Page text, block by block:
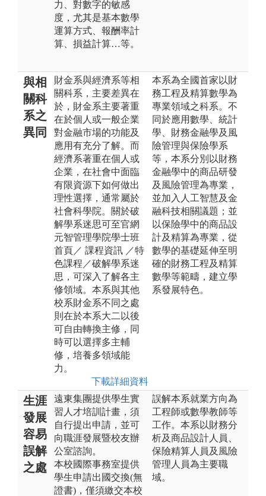
力、對數字的敏感
度，尤其是基本數學
運算方式、報酬率計
算、損益計算…等。
與相
關科
系之
異同
財金系與經濟系等相
關科系，主要差異在
於，財金系主要著重
在於個人或一般企業
對金融市場的功能及
應用有充分了解。而
經濟系著重在個人或
企業，在社會中面臨
有限資源下如何做出
理性選擇，通常屬於
社會科學院。關於破
解學系迷思可至官網
元智管理學院學士班
首頁／ 課程資訊 ／特
色課程／破解學系迷
思，可深入了解各主
修領域。本系與其他
校系財金系不同之處
則在於本系大二以後
可自由轉換主修，同
時可以選擇多主輔
修，培養多領域能
力。
下載詳細資料
本系為全國首家以財
務工程及精算數學為
專業領域之科系。不
同於應用數學、統計
學、財務金融學及風
險管理與保險學系
等，本系分別以財務
金融學中的商品研發
及風險管理為專業，
並加入人工智慧及金
融科技相關議題；並
以保險學中的商品設
計及精算為專業，從
數學的基礎延伸至明
確的財務工程及精算
數學等範疇，建立學
系發展特色。
生涯
發展
容易
誤解
之處
遠東集團提供學生實
習人才培訓計畫，須
自行提出申請，並可
向職涯發展暨校友辦
公室諮詢。
本校國際事務室提供
學生申請出國交換(無
證書)，僅須繳交本校
誤解本系就業方向為
工程師或數學教師等
工作。本系以財務分
析及商品設計人員、
保險精算人員及風險
管理人員為主要職
域。